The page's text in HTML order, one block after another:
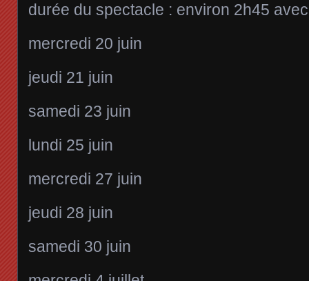
durée du spectacle : environ 2h45
mercredi 20 juin
jeudi 21 juin
samedi 23 juin
lundi 25 juin
mercredi 27 juin
jeudi 28 juin
samedi 30 juin